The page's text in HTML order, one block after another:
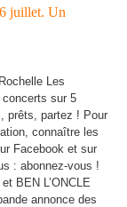
juillet. Un
Les
sur 5
prêts, partez ! Pour
connaître les
Facebook et sur
: abonnez-vous !
BEN L’ONCLE
annonce des